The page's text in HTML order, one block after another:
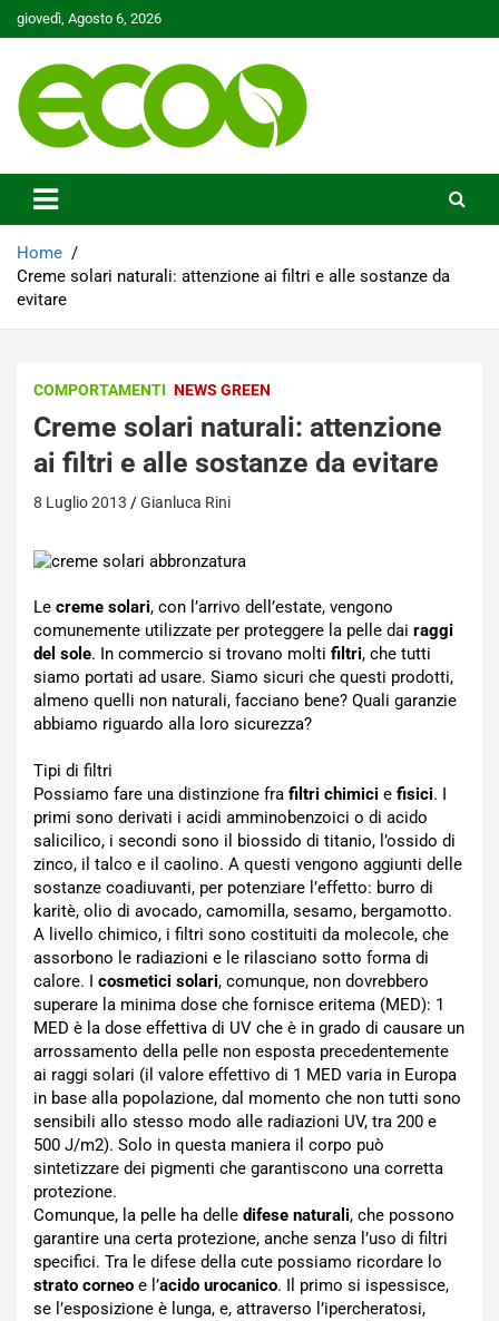
Skip
to
giovedì, Agosto 6, 2026
Ecoo.it
Home
Creme solari naturali: attenzione ai filtri e alle sostanze da
evitare
COMPORTAMENTI NEWS GREEN
Creme solari naturali: attenzione
ai filtri e alle sostanze da evitare
8 Luglio 2013 Gianluca Rini
Le creme solari, con l’arrivo dell’estate, vengono
comunemente utilizzate per proteggere la pelle dai raggi
del sole. In commercio si trovano molti filtri, che tutti
siamo portati ad usare. Siamo sicuri che questi prodotti,
almeno quelli non naturali, facciano bene? Quali garanzie
abbiamo riguardo alla loro sicurezza?
Tipi di filtri
Possiamo fare una distinzione fra filtri chimici e fisici. I
primi sono derivati i acidi amminobenzoici o di acido
salicilico, i secondi sono il biossido di titanio, l’ossido di
zinco, il talco e il caolino. A questi vengono aggiunti delle
sostanze coadiuvanti, per potenziare l’effetto: burro di
karitè, olio di avocado, camomilla, sesamo, bergamotto.
A livello chimico, i filtri sono costituiti da molecole, che
assorbono le radiazioni e le rilasciano sotto forma di
calore. I cosmetici solari, comunque, non dovrebbero
superare la minima dose che fornisce eritema (MED): 1
MED è la dose effettiva di UV che è in grado di causare un
arrossamento della pelle non esposta precedentemente
ai raggi solari (il valore effettivo di 1 MED varia in Europa
in base alla popolazione, dal momento che non tutti sono
sensibili allo stesso modo alle radiazioni UV, tra 200 e
500 J/m2). Solo in questa maniera il corpo può
sintetizzare dei pigmenti che garantiscono una corretta
protezione.
Comunque, la pelle ha delle difese naturali, che possono
garantire una certa protezione, anche senza l’uso di filtri
specifici. Tra le difese della cute possiamo ricordare lo
strato corneo e l’acido urocanico. Il primo si ispessisce,
se l’esposizione è lunga, e, attraverso l’ipercheratosi,